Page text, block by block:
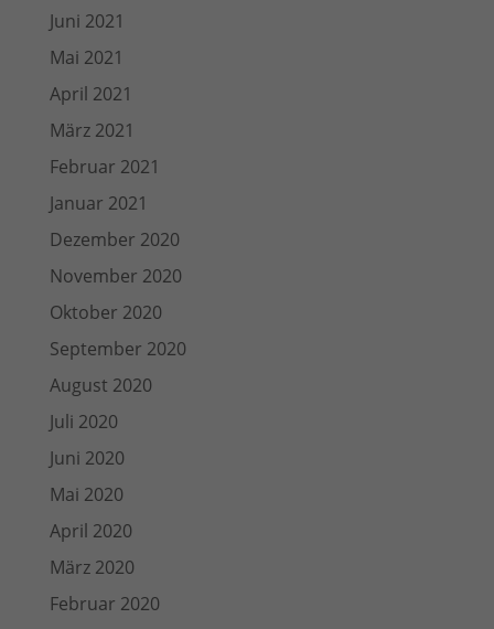
Juni 2021
Mai 2021
April 2021
März 2021
Februar 2021
Januar 2021
Dezember 2020
November 2020
Oktober 2020
September 2020
August 2020
Juli 2020
Juni 2020
Mai 2020
April 2020
März 2020
Februar 2020